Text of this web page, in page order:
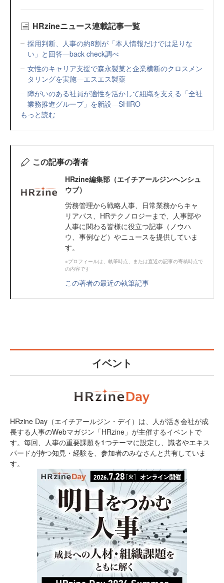
HRzineニュース連載記事一覧
採用判断、人事の約8割が「本人情報だけでは足りな
い」と回答—back check調べ
女性のキャリア支援で森永製菓と企業横断のクロスメン
タリングを実施—エスエス製薬
障がいのある社員が適性を活かして組織を支える「全社
業務推進グループ」を新設—SHIRO
もっと読む
この記事の著者
HRzine編集部（エイチアールジンヘンシュ
ウブ）
労務管理から戦略人事、日常業務からキャ
リアパス、HRテクノロジーまで、人事部や
人事に関わる皆様に役立つ記事（ノウハ
ウ、事例など）やニュースを提供していま
す。
※プロフィールは、執筆時点、または直近の記事の寄稿時点で
の内容です
この著者の最近の執筆記事
イベント
HRzine Day（エイチアールジン・デイ）は、人が活き会社が成
長する人事のWebマガジン「HRzine」が主催するイベントで
す。毎回、人事の重要課題を1つテーマに設定し、識者やエキス
パードが持つ知見・経験を、参加者のみなさんと共有していま
す。